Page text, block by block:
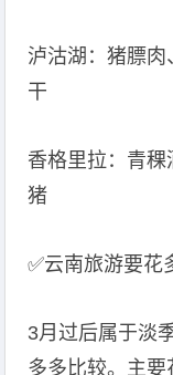
泸沽湖：猪膘
干
香格里拉：青
猪
️✅云南旅游要花
3月过后属于淡
多多比较。主